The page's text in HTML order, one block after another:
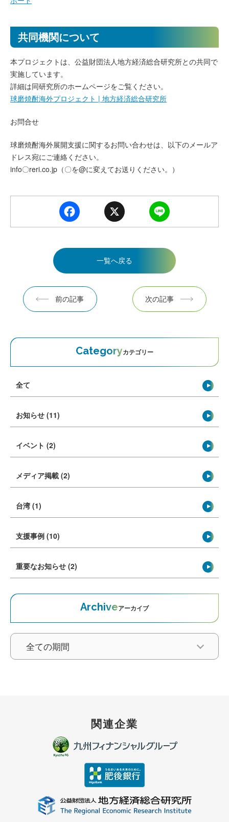
共同機関について
本プロジェクトは、公益財団法人地方経済総合研究所との共同で
実施しています。
詳細は同研究所のホームページをご覧ください。
球磨焼酎海外プロジェクト | 地方経済総合研究所
お問合せ
球磨焼酎海外展開支援に関するお問い合わせは、以下のメールア
ドレス宛にご連絡ください。
info〇reri.co.jp（〇を@に変えてお送りください。）
F
e
o
X L
e
ページ送り
一覧へ戻る
前の記事 次の記事
Categoryカテゴリー
全て
お知らせ (11)
イベント (2)
メディア掲載 (2)
台湾 (1)
支援事例 (10)
重要なお知らせ (2)
Archiveアーカイブ
関連企業